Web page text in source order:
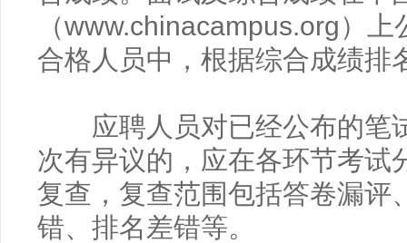
（www.chinacampus.org）
合格人员中，根据综合成绩排
应聘人员对已经公布的笔
次有异议的，应在各环节考试
复查，复查范围包括答卷漏评
错、排名差错等。